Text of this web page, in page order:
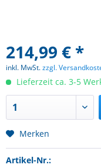
214,99 € *
inkl. MwSt.zzgl.
Lieferzeit ca. 3-5
Merken
Artikel-Nr.: